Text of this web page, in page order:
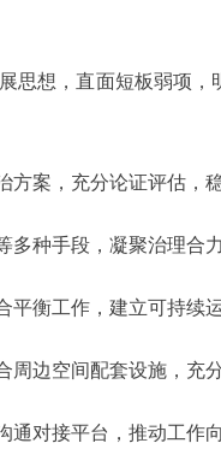
想，直面短板弱项，
案，充分论证评估，稳
种手段，凝聚治理合力
衡工作，建立可持续运
空间配套设施，充
对接平台，推动工作向